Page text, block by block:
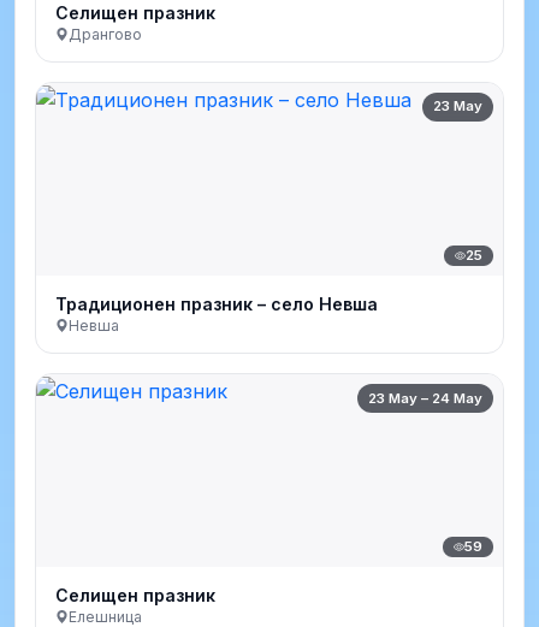
Селищен празник
Дрангово
23 May
25
Традиционен празник – село Невша
Невша
23 May – 24 May
59
Селищен празник
Елешница